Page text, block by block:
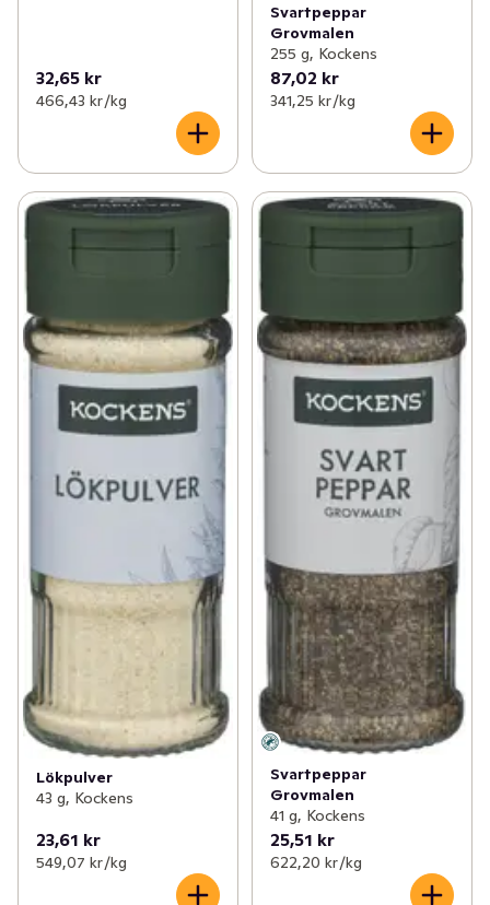
32,65 kr
466,43 kr /kg
Svartpeppar
Grovmalen
255 g, Kockens
87,02 kr
341,25 kr /kg
Lökpulver
43 g, Kockens
23,61 kr
549,07 kr /kg
Svartpeppar
Grovmalen
41 g, Kockens
25,51 kr
622,20 kr /kg